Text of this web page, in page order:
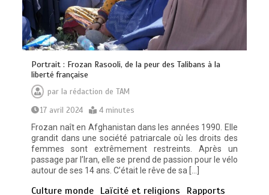
Portrait : Frozan Rasooli, de la peur des Talibans à la
liberté française
parla rédaction de TAM
17 avril 2024
4 minutes
Frozan naît en Afghanistan dans les années 1990. Elle
grandit dans une société patriarcale où les droits des
femmes sont extrêmement restreints. Après un
passage par l’Iran, elle se prend de passion pour le vélo
autour de ses 14 ans. C’était le rêve de sa […]
Culture monde Laïcité et religions
Rapports